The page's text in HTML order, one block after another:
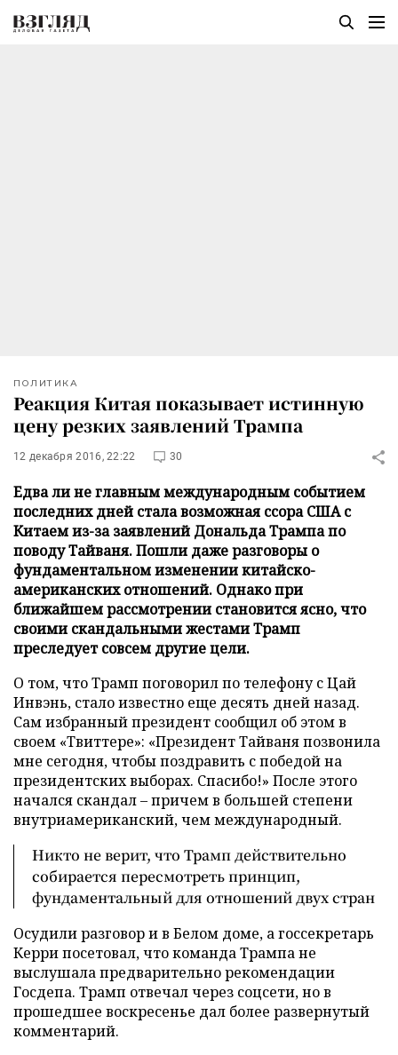
ПОЛИТИКА
Реакция Китая показывает истинную
цену резких заявлений Трампа
12 декабря 2016, 22:22 30
Едва ли не главным международным событием
последних дней стала возможная ссора США с
Китаем из-за заявлений Дональда Трампа по
поводу Тайваня. Пошли даже разговоры о
фундаментальном изменении китайско-
американских отношений. Однако при
ближайшем рассмотрении становится ясно, что
своими скандальными жестами Трамп
преследует совсем другие цели.
О том, что Трамп поговорил по телефону с Цай
Инвэнь, стало известно еще десять дней назад.
Сам избранный президент сообщил об этом в
своем «Твиттере»: «Президент Тайваня позвонила
мне сегодня, чтобы поздравить с победой на
президентских выборах. Спасибо!» После этого
начался скандал – причем в большей степени
внутриамериканский, чем международный.
Никто не верит, что Трамп действительно
собирается пересмотреть принцип,
фундаментальный для отношений двух стран
Осудили разговор и в Белом доме, а госсекретарь
Керри посетовал, что команда Трампа не
выслушала предварительно рекомендации
Госдепа. Трамп отвечал через соцсети, но в
прошедшее воскресенье дал более развернутый
комментарий.